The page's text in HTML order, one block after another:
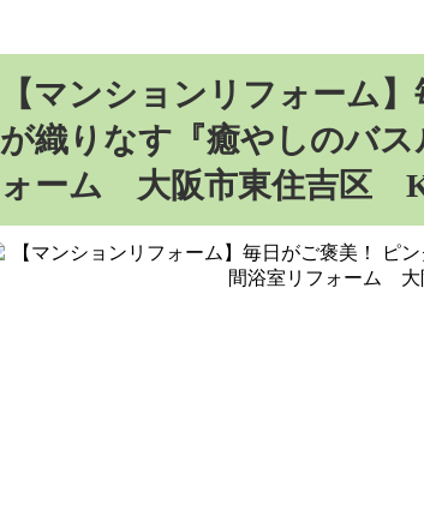
【マンションリフォーム
が織りなす『癒やしのバ
ォーム 大阪市東住吉区